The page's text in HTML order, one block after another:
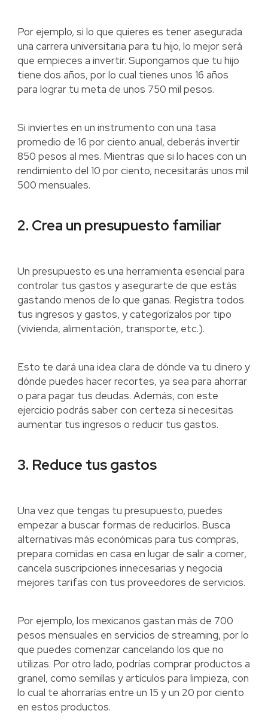
Por ejemplo, si lo que quieres es tener asegurada
una carrera universitaria para tu hijo, lo mejor será
que empieces a invertir. Supongamos que tu hijo
tiene dos años, por lo cual tienes unos 16 años
para lograr tu meta de unos 750 mil pesos.
Si inviertes en un instrumento con una tasa
promedio de 16 por ciento anual, deberás invertir
850 pesos al mes. Mientras que si lo haces con un
rendimiento del 10 por ciento, necesitarás unos mil
500 mensuales.
2. Crea un presupuesto familiar
Un presupuesto es una herramienta esencial para
controlar tus gastos y asegurarte de que estás
gastando menos de lo que ganas. Registra todos
tus ingresos y gastos, y categorízalos por tipo
(vivienda, alimentación, transporte, etc.).
Esto te dará una idea clara de dónde va tu dinero y
dónde puedes hacer recortes, ya sea para ahorrar
o para pagar tus deudas. Además, con este
ejercicio podrás saber con certeza si necesitas
aumentar tus ingresos o reducir tus gastos.
3. Reduce tus gastos
Una vez que tengas tu presupuesto, puedes
empezar a buscar formas de reducirlos. Busca
alternativas más económicas para tus compras,
prepara comidas en casa en lugar de salir a comer,
cancela suscripciones innecesarias y negocia
mejores tarifas con tus proveedores de servicios.
Por ejemplo, los mexicanos gastan más de 700
pesos mensuales en servicios de streaming, por lo
que puedes comenzar cancelando los que no
utilizas. Por otro lado, podrías comprar productos a
granel, como semillas y artículos para limpieza, con
lo cual te ahorrarías entre un 15 y un 20 por ciento
en estos productos.